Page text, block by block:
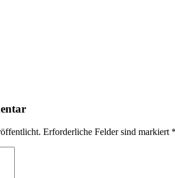
Erforderliche Felder sind markiert *